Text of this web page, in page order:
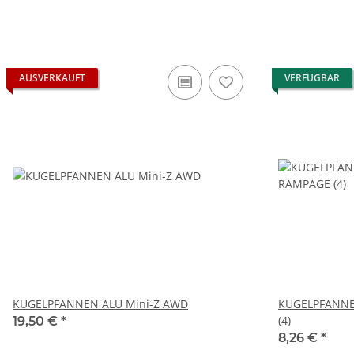
AUSVERKAUFT
KUGELPFANNEN ALU Mini-Z AWD
19,50 € *
VERFÜGBAR
(4)
8,26 € *